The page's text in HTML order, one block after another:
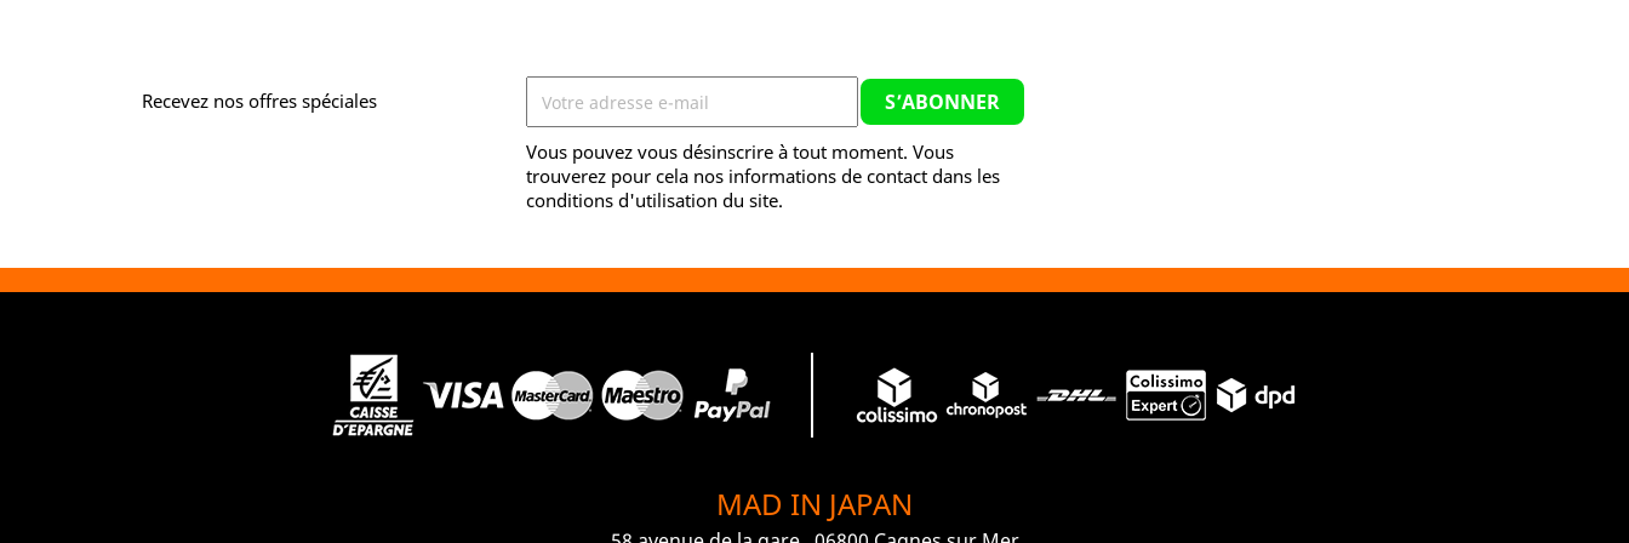
Recevez nos offres spéciales
Vous pouvez vous désinscrire à tout moment. Vous
trouverez pour cela nos informations de contact dans les
conditions d'utilisation du site.
MAD IN JAPAN